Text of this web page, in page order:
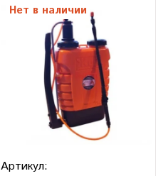
Нет в наличии
Артикул: